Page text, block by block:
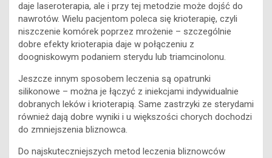
daje laseroterapia, ale i przy tej metodzie może dojść do
nawrotów. Wielu pacjentom poleca się krioterapię, czyli
niszczenie komórek poprzez mrożenie – szczególnie
dobre efekty krioterapia daje w połączeniu z
doogniskowym podaniem sterydu lub triamcinolonu.
Jeszcze innym sposobem leczenia są opatrunki
silikonowe – można je łączyć z iniekcjami indywidualnie
dobranych leków i krioterapią. Same zastrzyki ze sterydami
również dają dobre wyniki i u większości chorych dochodzi
do zmniejszenia bliznowca.
Do najskuteczniejszych metod leczenia bliznowców